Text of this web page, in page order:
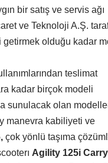
bir satış ve servis ağı
ve Teknoloji A.Ş.
olduğu kadar
teslimat
kadar birçok modeli
sunulacak olan
manevra kabiliyeti ve
çok yönlü taşıma
Agility 125i